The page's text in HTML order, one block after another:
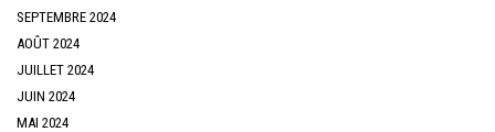
SEPTEMBRE 2024
AOÛT 2024
JUILLET 2024
JUIN 2024
MAI 2024